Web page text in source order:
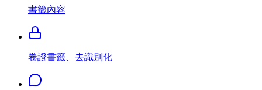
書籤內容
卷證書籤、去識別化